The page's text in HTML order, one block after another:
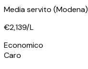
Media servito (Modena)
€2,139/L
Economico
Caro